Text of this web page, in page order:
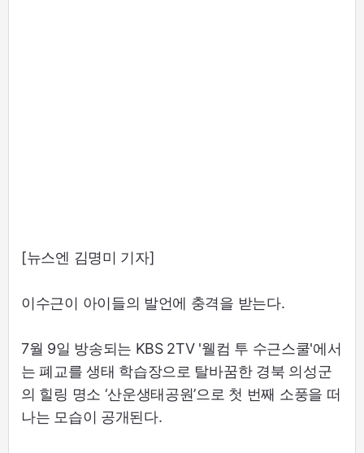
[뉴스엔 김명미 기자]
이수근이 아이들의 발언에 충격을 받는다.
7월 9일 방송되는 KBS 2TV '웰컴 투 수근스쿨'에서
는 폐교를 생태 학습장으로 탈바꿈한 경북 의성군
의 힐링 명소 ‘산운생태공원’으로 첫 번째 소풍을 떠
나는 모습이 공개된다.